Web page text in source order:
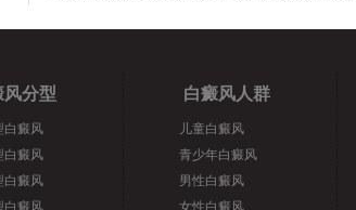
风分型
白癜风
白癜风
白癜风
白癜风
白癜风人群
儿童白癜风
青少年白癜风
男性白癜风
女性白癜风